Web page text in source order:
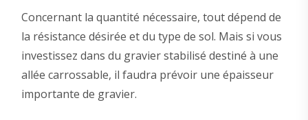
Concernant la quantité nécessaire, tout dépend de
la résistance désirée et du type de sol. Mais si vous
investissez dans du gravier stabilisé destiné à une
allée carrossable, il faudra prévoir une épaisseur
importante de gravier.